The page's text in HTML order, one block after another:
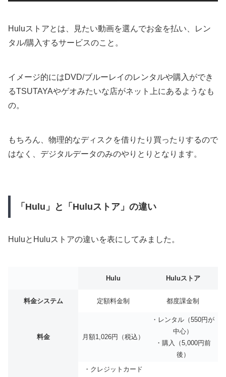
Huluストアとは、見たい動画を選んでお金を払い、レン
タル/購入するサービスのこと。
イメージ的にはDVD/ブルーレイのレンタルや購入ができ
るTSUTAYAやゲオみたいな店がネット上にあるようなも
の。
もちろん、物理的なディスクを借りたり買ったりするので
はなく、デジタルデータのみのやりとりとなります。
「Hulu」と「Huluストア」の違い
HuluとHuluストアの違いを表にしてみました。
Hulu Huluストア
料金システム 定額料金制 都度課金制
料金 月額1,026円（税込）
・レンタル（550円が
中心）
・購入（5,000円前
後）
・クレジットカード